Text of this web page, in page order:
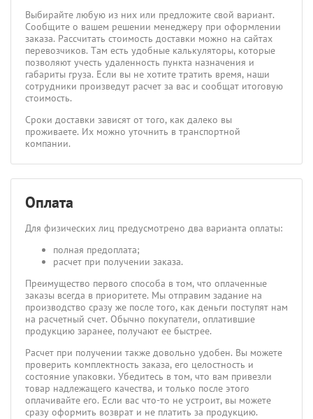
Выбирайте любую из них или предложите свой вариант.
Сообщите о вашем решении менеджеру при оформлении
заказа. Рассчитать стоимость доставки можно на сайтах
перевозчиков. Там есть удобные калькуляторы, которые
позволяют учесть удаленность пункта назначения и
габариты груза. Если вы не хотите тратить время, наши
сотрудники произведут расчет за вас и сообщат итоговую
стоимость.
Сроки доставки зависят от того, как далеко вы
проживаете. Их можно уточнить в транспортной
компании.
Оплата
Для физических лиц предусмотрено два варианта оплаты:
полная предоплата;
расчет при получении заказа.
Преимущество первого способа в том, что оплаченные
заказы всегда в приоритете. Мы отправим задание на
производство сразу же после того, как деньги поступят нам
на расчетный счет. Обычно покупатели, оплатившие
продукцию заранее, получают ее быстрее.
Расчет при получении также довольно удобен. Вы можете
проверить комплектность заказа, его целостность и
состояние упаковки. Убедитесь в том, что вам привезли
товар надлежащего качества, и только после этого
оплачивайте его. Если вас что-то не устроит, вы можете
сразу оформить возврат и не платить за продукцию.